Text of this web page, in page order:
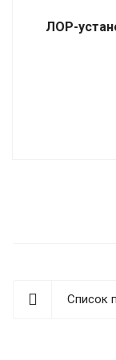
ЛОР-
Список